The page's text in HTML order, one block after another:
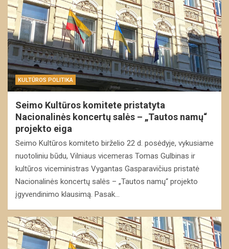
KULTŪROS POLITIKA
Seimo Kultūros komitete pristatyta
Nacionalinės koncertų salės – „Tautos namų“
projekto eiga
Seimo Kultūros komiteto birželio 22 d. posėdyje, vykusiame
nuotoliniu būdu, Vilniaus vicemeras Tomas Gulbinas ir
kultūros viceministras Vygantas Gasparavičius pristatė
Nacionalinės koncertų salės – „Tautos namų“ projekto
įgyvendinimo klausimą. Pasak…